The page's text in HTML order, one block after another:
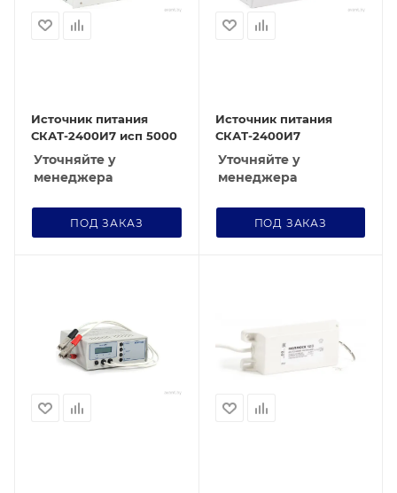
Источник питания
СКАТ-2400И7 исп 5000
Уточняйте у
менеджера
ПОД ЗАКАЗ
Источник питания
СКАТ-2400И7
Уточняйте у
менеджера
ПОД ЗАКАЗ